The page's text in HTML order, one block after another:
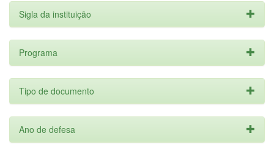
Sigla da instituição
Programa
Tipo de documento
Ano de defesa